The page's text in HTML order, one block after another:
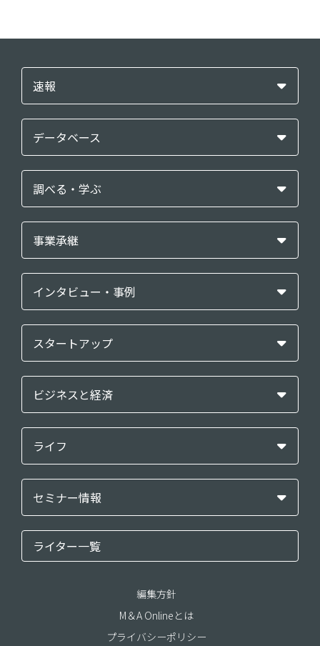
速報
データベース
調べる・学ぶ
事業承継
インタビュー・事例
スタートアップ
ビジネスと経済
ライフ
セミナー情報
ライター一覧
編集方針
M＆A Onlineとは
プライバシーポリシー